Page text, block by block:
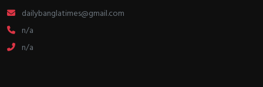
dailybanglatimes@gmail.com
n/a
n/a